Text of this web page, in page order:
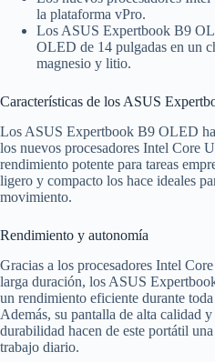
la plataforma vPro.
Los ASUS Expertbook B9
OLED de 14 pulgadas en un
magnesio y litio.
Características de los ASUS
Los ASUS Expertbook B9 OLED
los nuevos procesadores Intel Core
rendimiento potente para tareas
ligero y compacto los hace ideales
movimiento.
Rendimiento y autonomía
Gracias a los procesadores Intel
larga duración, los ASUS
un rendimiento eficiente durante
Además, su pantalla de alta calidad y
durabilidad hacen de este portátil
trabajo diario.